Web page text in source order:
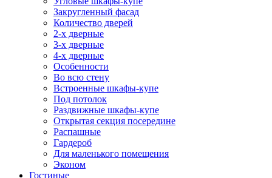
Закругленный фасад
Количество дверей
2-х дверные
3-х дверные
4-х дверные
Особенности
Во всю стену
Встроенные шкафы-купе
Под потолок
Раздвижные шкафы-купе
Открытая секция посередине
Распашные
Гардероб
Для маленького помещения
Эконом
Гостиные